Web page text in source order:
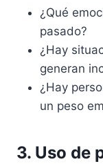
¿Qué
pasado?
¿Hay
generan
¿Hay
un peso
3. Uso de